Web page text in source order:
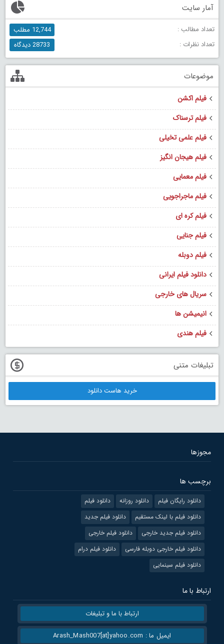
آمار سایت
تعداد مطالب :
12,744 مطلب
تعداد نظرات :
28733 دیدگاه
موضوعات
فیلم اکشن
فیلم ترسناک
فیلم علمی تخیلی
فیلم هیجان انگیز
فیلم معمایی
فیلم ماجراجویی
فیلم کره ای
فیلم جنایی
فیلم دوبله
دانلود فیلم ایرانی
سریال های خارجی
انیمیشن ها
فیلم هندی
تبلیغات متنی
خرید هاست دانلود
مجوزها
برچسب ها
دانلود رایگان فیلم دانلود روزانه
دانلود فیلم
دانلود فیلم با لینک مستقیم
دانلود فیلم جدید
دانلود فیلم جدید خارجی
دانلود فیلم خارجی
دانلود فیلم خارجی دوبله فارسی
دانلود فیلم درام
دانلود فیلم سینمایی
ارتباط با ما
ارتباط با ما و تبلیغات
ایمیل ما : Arash_Mash007[at]yahoo.com